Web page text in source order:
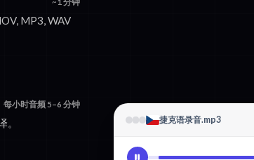
~1 分钟
MP3, WAV
每小时音频 5–6 分钟
捷克语录音.mp3